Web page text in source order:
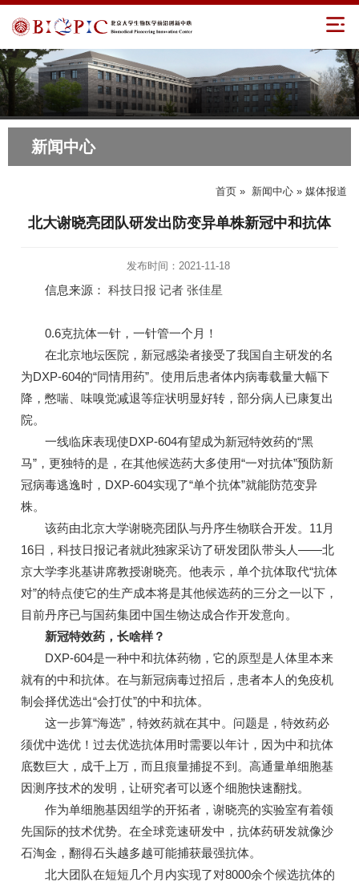
新闻中心
首页 » 新闻中心 » 媒体报道
北大谢晓亮团队研发出防变异单株新冠中和抗体
发布时间：2021-11-18
信息来源： 科技日报 记者 张佳星
0.6克抗体一针，一针管一个月！
在北京地坛医院，新冠感染者接受了我国自主研发的名
为DXP-604的“同情用药”。使用后患者体内病毒载量大幅下
降，憋喘、味嗅觉减退等症状明显好转，部分病人已康复出
院。
一线临床表现使DXP-604有望成为新冠特效药的“黑
马”，更独特的是，在其他候选药大多使用“一对抗体”预防新
冠病毒逃逸时，DXP-604实现了“单个抗体”就能防范变异
株。
该药由北京大学谢晓亮团队与丹序生物联合开发。11月
16日，科技日报记者就此独家采访了研发团队带头人——北
京大学李兆基讲席教授谢晓亮。他表示，单个抗体取代“抗体
对”的特点使它的生产成本将是其他候选药的三分之一以下，
目前丹序已与国药集团中国生物达成合作开发意向。
新冠特效药，长啥样？
DXP-604是一种中和抗体药物，它的原型是人体里本来
就有的中和抗体。在与新冠病毒过招后，患者本人的免疫机
制会择优选出“会打仗”的中和抗体。
这一步算“海选”，特效药就在其中。问题是，特效药必
须优中选优！过去优选抗体用时需要以年计，因为中和抗体
底数巨大，成千上万，而且痕量捕捉不到。高通量单细胞基
因测序技术的发明，让研究者可以逐个细胞快速翻找。
作为单细胞基因组学的开拓者，谢晓亮的实验室有着领
先国际的技术优势。在全球竞速研发中，抗体药研发就像沙
石淘金，翻得石头越多越可能捕获最强抗体。
北大团队在短短几个月内实现了对8000余个候选抗体的